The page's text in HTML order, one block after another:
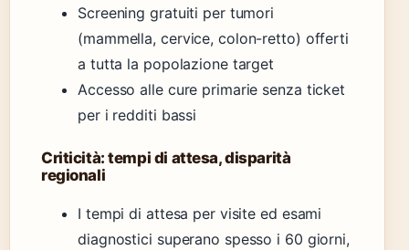
Screening gratuiti per tumori
(mammella, cervice, colon-retto) offerti
a tutta la popolazione target
Accesso alle cure primarie senza ticket
per i redditi bassi
Criticità: tempi di attesa, disparità
regionali
I tempi di attesa per visite ed esami
diagnostici superano spesso i 60 giorni,